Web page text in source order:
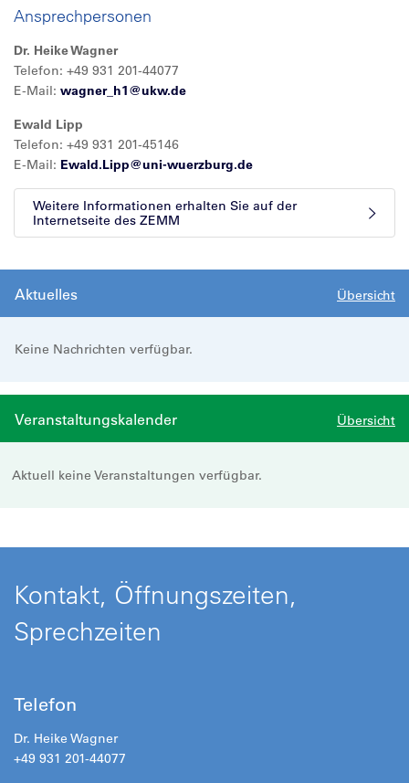
Ansprechpersonen
Dr. Heike Wagner
Telefon: +49 931 201-44077
E-Mail: wagner_h1@ukw.de
Ewald Lipp
Telefon: +49 931 201-45146
E-Mail: Ewald.Lipp@uni-wuerzburg.de
Weitere Informationen erhalten Sie auf der
Internetseite des ZEMM
Aktuelles Übersicht
Keine Nachrichten verfügbar.
Veranstaltungskalender Übersicht
Aktuell keine Veranstaltungen verfügbar.
Kontakt, Öffnungszeiten,
Sprechzeiten
Telefon
Dr. Heike Wagner
+49 931 201-44077